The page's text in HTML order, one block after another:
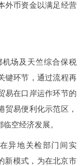
外币资金以满足经营
场及天竺综合保税
键环节，通过流程再
易在口岸运作环节的
贸易便利化示范区，
空经济发展。
异地关检部门间实
新模式，为在北京市